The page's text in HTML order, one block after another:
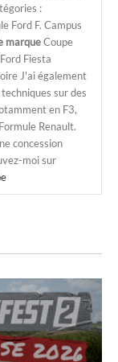
:
Ford F. Campus
marqueCoupe
Fiesta
J'ai également
sur des
en F3,
Renault.
concession
moi sur